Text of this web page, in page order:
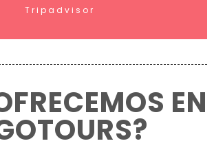
Tripadvisor
EN